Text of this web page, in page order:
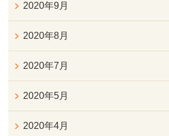
2020年9月
2020年8月
2020年7月
2020年5月
2020年4月